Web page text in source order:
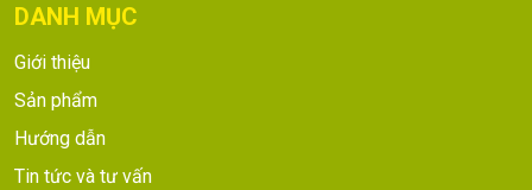
DANH MỤC
Giới thiệu
Sản phẩm
Hướng dẫn
Tin tức và tư vấn